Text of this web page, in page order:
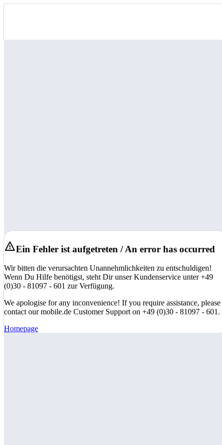
Ein Fehler ist aufgetreten / An error has occurred
Wir bitten die verursachten Unannehmlichkeiten zu entschuldigen!
Wenn Du Hilfe benötigst, steht Dir unser Kundenservice unter +49
(0)30 - 81097 - 601 zur Verfügung.
We apologise for any inconvenience! If you require assistance, please
contact our mobile.de Customer Support on +49 (0)30 - 81097 - 601.
Homepage